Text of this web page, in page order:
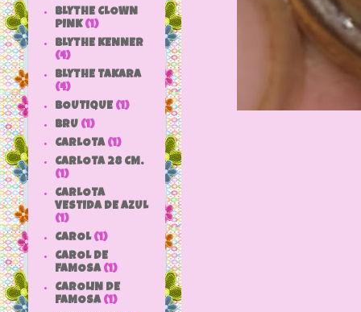
BLYTHE CLOWN
PINK (1)
BLYTHE KENNER
(4)
BLYTHE TAKARA
(4)
BOUTIQUE (1)
BRU (1)
CARLOTA (1)
CARLOTA 28 CM.
(1)
CARLOTA
VESTIDA DE AZUL
(1)
CAROL (1)
CAROL DE
FAMOSA (1)
CAROLIN DE
FAMOSA (1)